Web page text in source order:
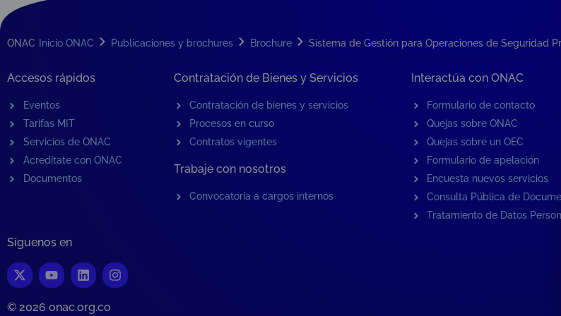
ONAC Inicio ONAC Publicaciones y brochures Brochure Sistema de Gestión para Operaciones de Seguridad
Accesos rápidos
Eventos
Tarifas MIT
Servicios de ONAC
Acredítate con ONAC
Documentos
Contratación de Bienes y Servicios
Contratación de bienes y servicios
Procesos en curso
Contratos vigentes
Trabaje con nosotros
Convocatoria a cargos internos
Interactúa con ONAC
Formulario de contacto
Quejas sobre ONAC
Quejas sobre un OEC
Formulario de apelación
Encuesta nuevos servicios
Consulta Pública de
Tratamiento de Datos
Síguenos en
© 2026 onac.org.co​